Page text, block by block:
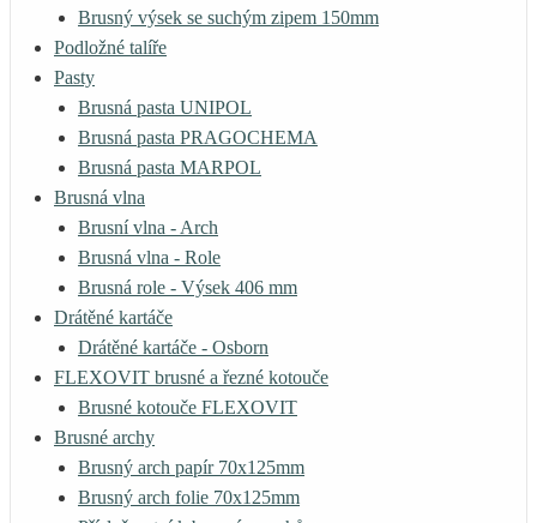
Brusný výsek se suchým zipem 150mm
Podložné talíře
Pasty
Brusná pasta UNIPOL
Brusná pasta PRAGOCHEMA
Brusná pasta MARPOL
Brusná vlna
Brusní vlna - Arch
Brusná vlna - Role
Brusná role - Výsek 406 mm
Drátěné kartáče
Drátěné kartáče - Osborn
FLEXOVIT brusné a řezné kotouče
Brusné kotouče FLEXOVIT
Brusné archy
Brusný arch papír 70x125mm
Brusný arch folie 70x125mm